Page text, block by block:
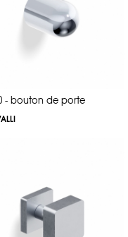
- bouton de porte